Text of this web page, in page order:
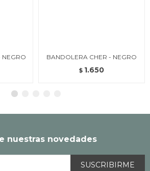
NEGRO BANDOLERA CHER - NEGRO
$ 1.650
nuestras novedades
SUSCRIBIRME